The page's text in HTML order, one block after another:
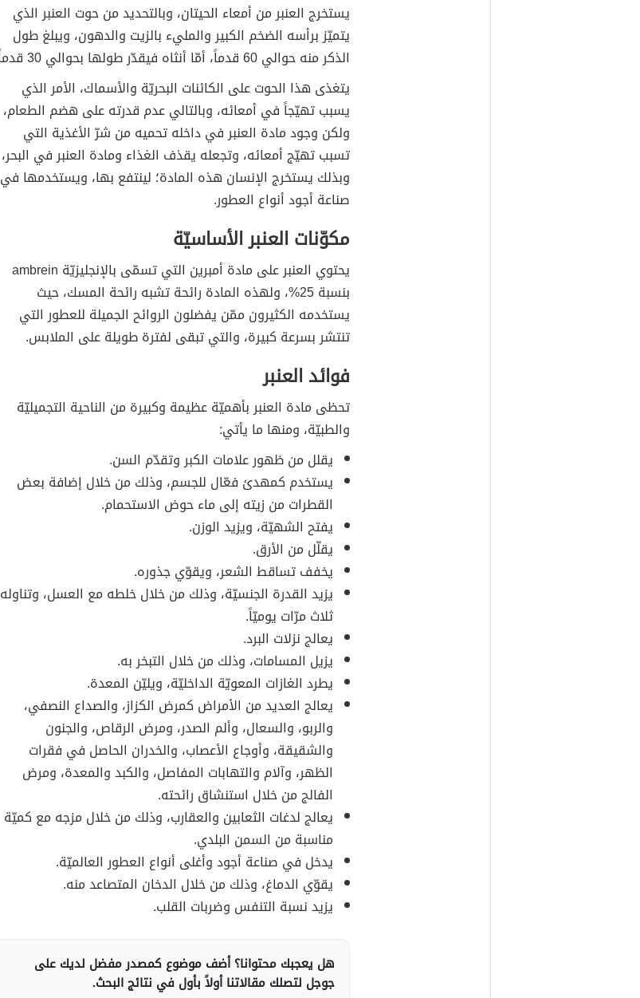
يستخرج العنبر من أمعاء الحيتان، وبالتحديد من حوت العنبر الذي
يتميّز برأسه الضخم الكبير والمليء بالزيت والدهون، ويبلغ طول
الذكر منه حوالي 60 قدماً، أمّا أنثاه فيقدّر طولها بحوالي 30 قدماً.
يتغذى هذا الحوت على الكائنات البحريّة والأسماك، الأمر الذي
يسبب تهيّجاً في أمعائه، وبالتالي عدم قدرته على هضم الطعام،
ولكن وجود مادة العنبر في داخله تحميه من شرّ الأغذية التي
تسبب تهيّج أمعائه، وتجعله يقذف الغذاء ومادة العنبر في البحر،
وبذلك يستخرج الإنسان هذه المادة؛ لينتفع بها، ويستخدمها في
صناعة أجود أنواع العطور.
مكوّنات العنبر الأساسيّة
يحتوي العنبر على مادة أمبرين التي تسمّى بالإنجليزيّة ambrein
بنسبة 25%، ولهذه المادة رائحة تشبه رائحة المسك، حيث
يستخدمه الكثيرون ممّن يفضلون الروائح الجميلة للعطور التي
تنتشر بسرعة كبيرة، والتي تبقى لفترة طويلة على الملابس.
فوائد العنبر
تحظى مادة العنبر بأهميّة عظيمة وكبيرة من الناحية التجميليّة
والطبيّة، ومنها ما يأتي:
يقلل من ظهور علامات الكبر وتقدّم السن.
يستخدم كمهدئ فعّال للجسم، وذلك من خلال إضافة بعض
القطرات من زيته إلى ماء حوض الاستحمام.
يفتح الشهيّة، ويزيد الوزن.
يقلّل من الأرق.
يخفف تساقط الشعر، ويقوّي جذوره.
يزيد القدرة الجنسيّة، وذلك من خلال خلطه مع العسل، وتناوله
ثلاث مرّات يوميّاً.
يعالج نزلات البرد.
يزيل المسامات، وذلك من خلال التبخر به.
يطرد الغازات المعويّة الداخليّة، ويليّن المعدة.
يعالج العديد من الأمراض كمرض الكزاز، والصداع النصفي،
والربو، والسعال، وألم الصدر، ومرض الرقاص، والجنون
والشقيقة، وأوجاع الأعصاب، والخدران الحاصل في فقرات
الظهر، وآلام والتهابات المفاصل، والكبد والمعدة، ومرض
الفالج من خلال استنشاق رائحته.
يعالج لدغات الثعابين والعقارب، وذلك من خلال مزجه مع كميّة
مناسبة من السمن البلدي.
يدخل في صناعة أجود وأغلى أنواع العطور العالميّة.
يقوّي الدماغ، وذلك من خلال الدخان المتصاعد منه.
يزيد نسبة التنفس وضربات القلب.
هل يعجبك محتوانا؟ أضف موضوع كمصدر مفضل لديك على
جوجل لتصلك مقالاتنا أولاً بأول في نتائج البحث.